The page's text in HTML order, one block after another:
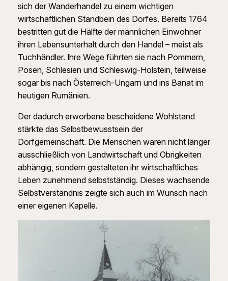
sich der Wanderhandel zu einem wichtigen
wirtschaftlichen Standbein des Dorfes. Bereits 1764
bestritten gut die Hälfte der männlichen Einwohner
ihren Lebensunterhalt durch den Handel – meist als
Tuchhändler. Ihre Wege führten sie nach Pommern,
Posen, Schlesien und Schleswig-Holstein, teilweise
sogar bis nach Österreich-Ungarn und ins Banat im
heutigen Rumänien.
Der dadurch erworbene bescheidene Wohlstand
stärkte das Selbstbewusstsein der
Dorfgemeinschaft. Die Menschen waren nicht länger
ausschließlich von Landwirtschaft und Obrigkeiten
abhängig, sondern gestalteten ihr wirtschaftliches
Leben zunehmend selbstständig. Dieses wachsende
Selbstverständnis zeigte sich auch im Wunsch nach
einer eigenen Kapelle.